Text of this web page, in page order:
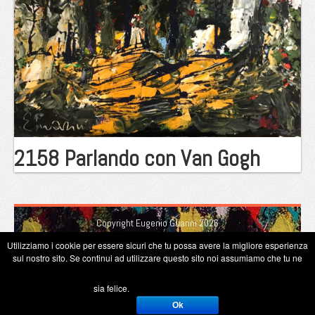
2158 Parlando con Van Gogh
Copyright Eugenio Guarini 2026
Utilizziamo i cookie per essere sicuri che tu possa avere la migliore esperienza
sul nostro sito. Se continui ad utilizzare questo sito noi assumiamo che tu ne
sia felice.
Ok